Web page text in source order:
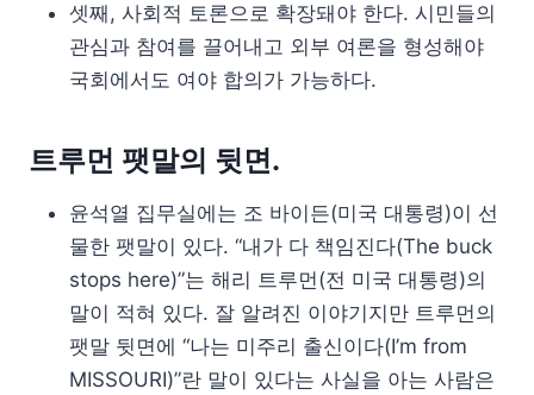
셋째, 사회적 토론으로 확장돼야 한다. 시민들의
관심과 참여를 끌어내고 외부 여론을 형성해야
국회에서도 여야 합의가 가능하다.
트루먼 팻말의 뒷면.
윤석열 집무실에는 조 바이든(미국 대통령)이 선
물한 팻말이 있다. “내가 다 책임진다(The buck
stops here)”는 해리 트루먼(전 미국 대통령)의
말이 적혀 있다. 잘 알려진 이야기지만 트루먼의
팻말 뒷면에 “나는 미주리 출신이다(I’m from
MISSOURI)”란 말이 있다는 사실을 아는 사람은